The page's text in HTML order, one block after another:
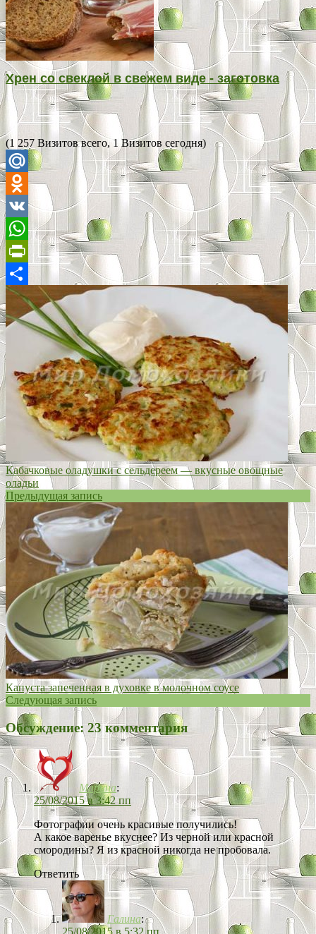
Хрен со свеклой в свежем виде - заготовка
(1 257 Визитов всего, 1 Визитов сегодня)
Mail.Ru
Odnoklassniki
VK
WhatsApp
PrintFriendly
Отправить
Кабачковые оладушки с сельдереем — вкусные овощные
оладьи
Предыдущая запись
Капуста запеченная в духовке в молочном соусе
Следующая запись
Обсуждение: 23 комментария
Марина:
25/08/2015 в 3:42 пп
Фотографии очень красивые получились!
А какое варенье вкуснее? Из черной или красной
смородины? Я из красной никогда не пробовала.
Ответить
Галина:
25/08/2015 в 5:32 пп